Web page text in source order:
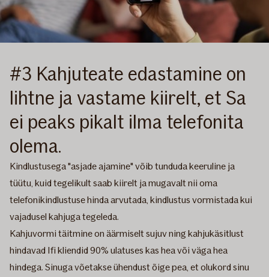
#3 Kahjuteate edastamine on
lihtne ja vastame kiirelt, et Sa
ei peaks pikalt ilma telefonita
olema.
Kindlustusega "asjade ajamine" võib tunduda keeruline ja
tüütu, kuid tegelikult saab kiirelt ja mugavalt nii oma
telefonikindlustuse hinda arvutada, kindlustus vormistada kui
vajadusel kahjuga tegeleda.
Kahjuvormi täitmine on äärmiselt sujuv ning kahjukäsitlust
hindavad Ifi kliendid 90% ulatuses kas hea või väga hea
hindega. Sinuga võetakse ühendust õige pea, et olukord sinu